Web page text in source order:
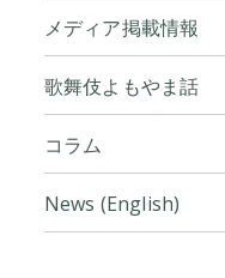
メディア掲載情報
歌舞伎よもやま話
コラム
News (English)